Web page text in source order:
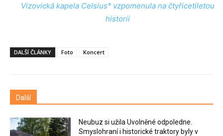
Vizovická kapela Celsius° vzpomenula na čtyřicetiletou
historii
DALŠÍ ČLÁNKY Foto Koncert
Další
Neubuz si užila Uvolněné odpoledne.
Smyslohraní i historické traktory byly v